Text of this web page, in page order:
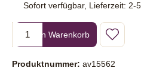
Sofort verfügbar, Lieferzeit: 2-
Produkt Anzahl: Gib den
In den Warenkorb
Produktnummer: av15562